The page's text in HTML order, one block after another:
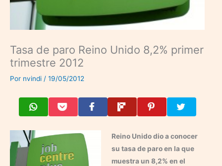
Tasa de paro Reino Unido 8,2% primer
trimestre 2012
Por nvindi / 19/05/2012
Reino Unido dio a conocer
su tasa de paro en la que
muestra un 8,2% en el